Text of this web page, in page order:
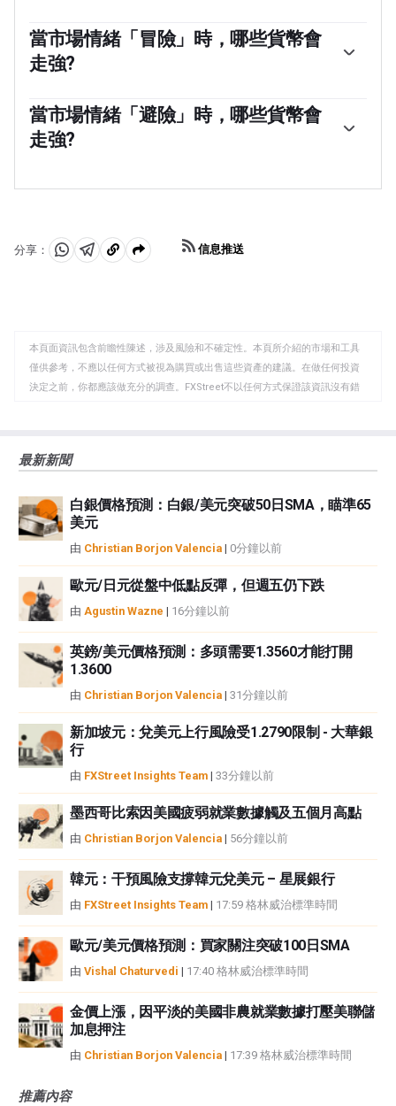
品(黃金除外)也會升值，因為它們受益於積極的增長前
景。大宗商品出口大國的貨幣因需求增加而走強，加密貨
幣上漲。在「規避風險」的市場中，債券——尤其是主要的
等避險貨幣都受益。
當市場情緒「冒險」時，哪些貨幣會
走強?
南非蘭特(ZAR)等次要外匯，都傾向於在「風險偏好」的市
場中上漲。這是因為這些貨幣的經濟增長嚴重依賴大宗商
品出口，而大宗商品在風險偏好時期往往會上漲。這是因
當市場情緒「避險」時，哪些貨幣會
走強?
元(JPY)和瑞士法郎(CHF)。美元，因為它是世界儲備貨
到對日本政府債券需求增加的影響，因為日本國內投資者
持有的國債比例很高，即使在危機時期，他們也不太可能
分享：
分 分 複
板
信息推送
本頁面資訊包含前瞻性陳述，涉及風險和不確定性。本頁所介紹的市場和工具
僅供參考，不應以任何方式被視為購買或出售這些資產的建議。在做任何投資
決定之前，你都應該做充分的調查。FXStreet不以任何方式保證該資訊沒有錯
觀點，並不代表FXStreet或其廣告商的官方政策或立場。作者不對本頁連結的
如果文章正文中沒有明確提到，在撰寫本文時，作者在本文中提到的任何股票
中都沒有頭寸，也沒有與文中提到的任何公司有業務關係。除了FXStreet，作
者沒有收到撰寫這篇文章的報酬。
性不作任何陳述。FXStreet和作者將不承擔任何錯誤，遺漏或任何損失，傷害
或損害由此資訊及其顯示或使用引起的。錯誤和遺漏除外。本文作者和
FXStreet並非註冊投資顧問，本文內容無意提供任何投資建議。
最新新聞
白銀價格預測：白銀/美元突破50日SMA，瞄準65
美元
由 Christian Borjon Valencia | 0分鐘以前
歐元/日元從盤中低點反彈，但週五仍下跌
由 Agustin Wazne | 16分鐘以前
英鎊/美元價格預測：多頭需要1.3560才能打開
1.3600
由 Christian Borjon Valencia | 31分鐘以前
新加坡元：兌美元上行風險受1.2790限制 - 大華銀
行
由 FXStreet Insights Team | 33分鐘以前
墨西哥比索因美國疲弱就業數據觸及五個月高點
由 Christian Borjon Valencia | 56分鐘以前
韓元：干預風險支撐韓元兌美元 – 星展銀行
由 FXStreet Insights Team | 17:59 格林威治標準時間
歐元/美元價格預測：買家關注突破100日SMA
由 Vishal Chaturvedi | 17:40 格林威治標準時間
金價上漲，因平淡的美國非農就業數據打壓美聯儲
加息押注
由 Christian Borjon Valencia | 17:39 格林威治標準時間
推薦內容